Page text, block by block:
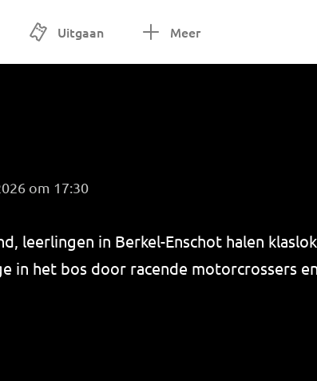
Uitgaan Meer
om 17:30
leerlingen in Berkel-Enschot halen
in het bos door racende motorcrossers